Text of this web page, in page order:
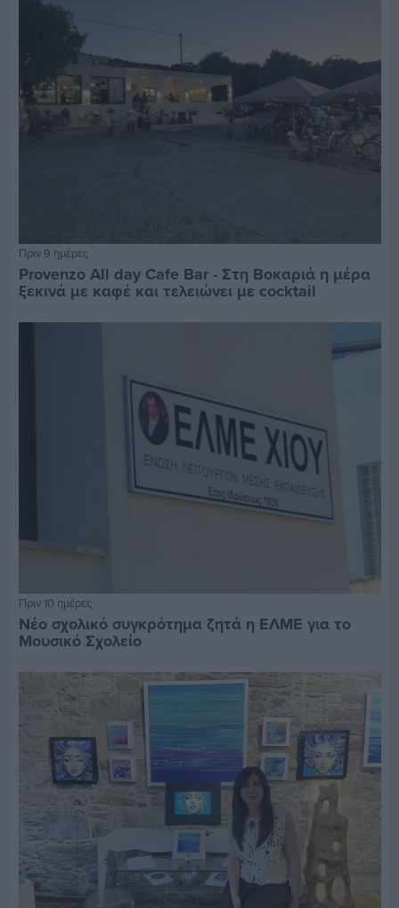
Πριν 9 ημέρες
Provenzo All day Cafe Bar - Στη Βοκαριά η μέρα
ξεκινά με καφέ και τελειώνει με cocktail
Πριν 10 ημέρες
Νέο σχολικό συγκρότημα ζητά η ΕΛΜΕ για το
Μουσικό Σχολείο